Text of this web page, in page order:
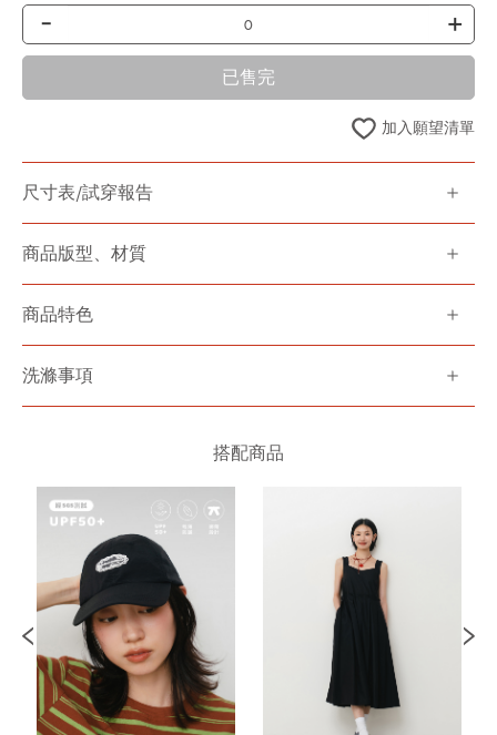
- +
已售完
加入願望清單
尺寸表/試穿報告
商品版型、材質
商品特色
洗滌事項
搭配商品